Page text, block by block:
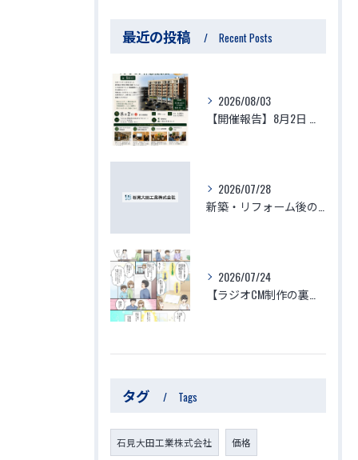
最近の投稿 Recent Posts
2026/08/03
2026/07/28
2026/07/24
タグ Tags
石見大田工業株式会社 価格